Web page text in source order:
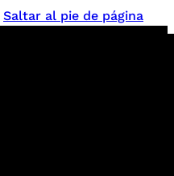
Saltar al pie de página